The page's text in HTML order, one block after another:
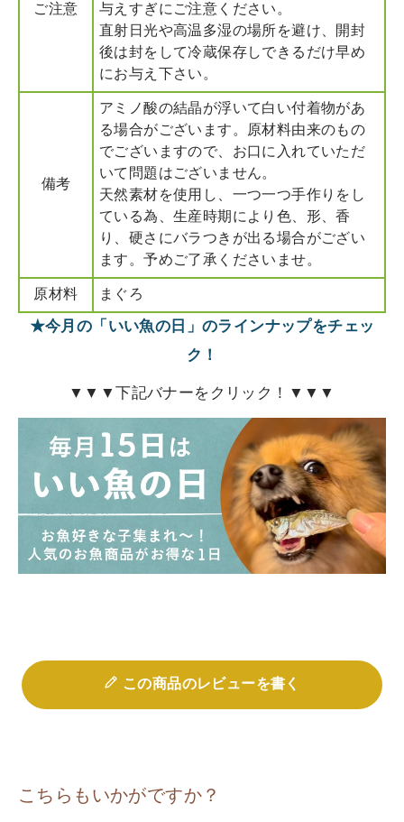
ご注意
与えすぎにご注意ください。
直射日光や高温多湿の場所を避け、開封
後は封をして冷蔵保存しできるだけ早め
にお与え下さい。
備考
アミノ酸の結晶が浮いて白い付着物があ
る場合がございます。原材料由来のもの
でございますので、お口に入れていただ
いて問題はございません。
天然素材を使用し、一つ一つ手作りをし
ている為、生産時期により色、形、香
り、硬さにバラつきが出る場合がござい
ます。予めご了承くださいませ。
原材料 まぐろ
★今月の「いい魚の日」のラインナップをチェッ
ク！
▼▼▼下記バナーをクリック！▼▼▼
この商品のレビューを書く
こちらもいかがですか？